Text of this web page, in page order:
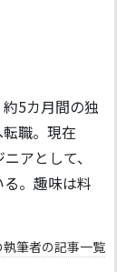
5カ月間の独
職。現在
アとして、
。趣味は料
執筆者の記事一覧